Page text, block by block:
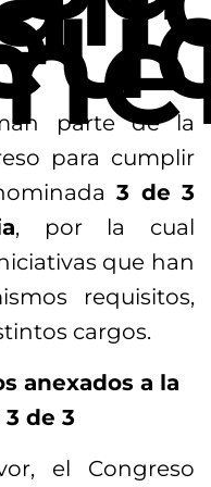
parte de la
para cumplir
3 de 3
, por la cual
que han
requisitos,
cargos.
anexados a la
de 3
el Congreso